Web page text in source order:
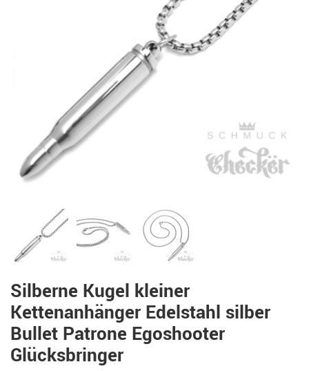
Silberne Kugel kleiner
Kettenanhänger Edelstahl silber
Bullet Patrone Egoshooter
Glücksbringer